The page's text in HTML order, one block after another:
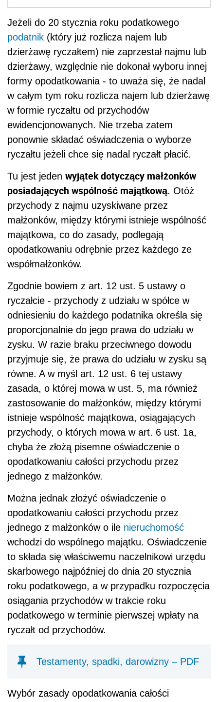
Jeżeli do 20 stycznia roku podatkowego
podatnik (który już rozlicza najem lub
dzierżawę ryczałtem) nie zaprzestał najmu lub
dzierżawy, względnie nie dokonał wyboru innej
formy opodatkowania - to uważa się, że nadal
w całym tym roku rozlicza najem lub dzierżawę
w formie ryczałtu od przychodów
ewidencjonowanych. Nie trzeba zatem
ponownie składać oświadczenia o wyborze
ryczałtu jeżeli chce się nadal ryczałt płacić.
Tu jest jeden wyjątek dotyczący małżonków
posiadających wspólność majątkową. Otóż
przychody z najmu uzyskiwane przez
małżonków, między którymi istnieje wspólność
majątkowa, co do zasady, podlegają
opodatkowaniu odrębnie przez każdego ze
współmałżonków.
Zgodnie bowiem z art. 12 ust. 5 ustawy o
ryczałcie - przychody z udziału w spółce w
odniesieniu do każdego podatnika określa się
proporcjonalnie do jego prawa do udziału w
zysku. W razie braku przeciwnego dowodu
przyjmuje się, że prawa do udziału w zysku są
równe. A w myśl art. 12 ust. 6 tej ustawy
zasada, o której mowa w ust. 5, ma również
zastosowanie do małżonków, między którymi
istnieje wspólność majątkowa, osiągających
przychody, o których mowa w art. 6 ust. 1a,
chyba że złożą pisemne oświadczenie o
opodatkowaniu całości przychodu przez
jednego z małżonków.
Można jednak złożyć oświadczenie o
opodatkowaniu całości przychodu przez
jednego z małżonków o ile nieruchomość
wchodzi do wspólnego majątku. Oświadczenie
to składa się właściwemu naczelnikowi urzędu
skarbowego najpóźniej do dnia 20 stycznia
roku podatkowego, a w przypadku rozpoczęcia
osiągania przychodów w trakcie roku
podatkowego w terminie pierwszej wpłaty na
ryczałt od przychodów.
Testamenty, spadki, darowizny – PDF
Wybór zasady opodatkowania całości